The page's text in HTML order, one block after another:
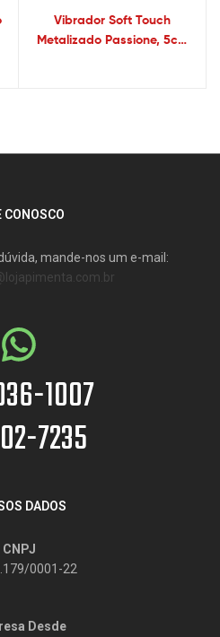
Vibrador Soft Touch
Metalizado Passione, 5cm
CONOSCO
mande-nos um e-mail:
1007
7235
DADOS
CNPJ
0001-22
Desde